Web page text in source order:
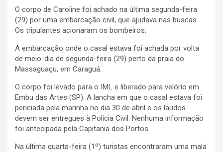
O corpo de Caroline foi achado na última segunda-feira
(29) por uma embarcação civil, que ajudava nas buscas.
Os tripulantes acionaram os bombeiros.
A embarcação onde o casal estava foi achada por volta
de meio-dia de segunda-feira (29) perto da praia do
Massaguaçu, em Caraguá.
O corpo foi levado para o IML e liberado para velório em
Embu das Artes (SP). A lancha em que o casal estava foi
periciada pela marinha no dia 30 de abril e os laudos
devem ser entregues à Polícia Civil. Nenhuma informação
foi antecipada pela Capitania dos Portos.
Na última quarta-feira (1º) turistas encontraram uma mala